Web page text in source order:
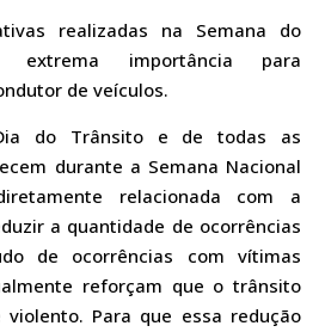
realizadas na Semana do
importância para
de veículos.
do Trânsito e de todas as
durante a Semana Nacional
relacionada com a
a quantidade de ocorrências
de ocorrências com vítimas
reforçam que o trânsito
Para que essa redução